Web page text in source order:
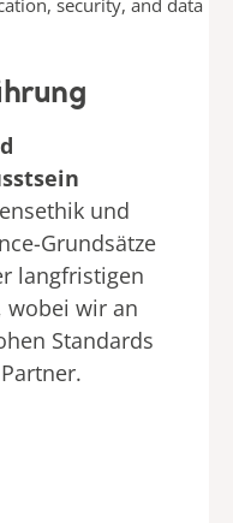
und
Grundsätze
langfristigen
wobei wir an
Standards